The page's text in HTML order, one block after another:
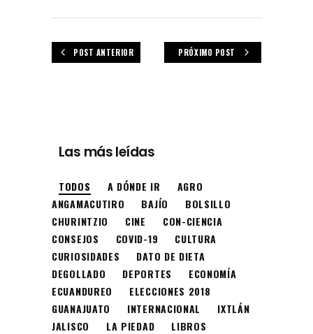
POST ANTERIOR PRÓXIMO POST
Las más leídas
TODOS A DÓNDE IR
AGRO
ANGAMACUTIRO
BAJÍO
BOLSILLO
CHURINTZIO
CINE
CON-CIENCIA
CONSEJOS
COVID-19
CULTURA
CURIOSIDADES
DATO DE DIETA
DEGOLLADO
DEPORTES
ECONOMÍA
ECUANDUREO
ELECCIONES 2018
GUANAJUATO
INTERNACIONAL
IXTLÁN
JALISCO
LA PIEDAD
LIBROS